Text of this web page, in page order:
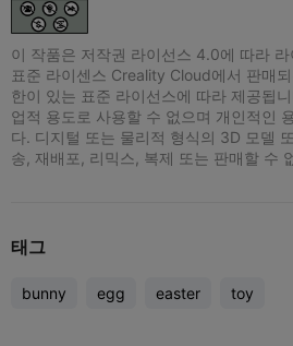
이 작품은 저작권 라이선스 4.0에 따라
표준 라이센스 Creality Cloud에서 판매
한이 있는 표준 라이선스에 따라 제공됩
업적 용도로 사용할 수 없으며 개인적인
다. 디지털 또는 물리적 형식의 3D 모델
송, 재배포, 리믹스, 복제 또는 판매할 수
태그
bunny egg easter toy